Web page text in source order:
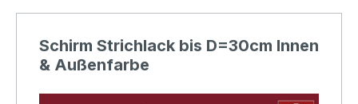
Schirm Strichlack bis D=30cm Innen
& Außenfarbe